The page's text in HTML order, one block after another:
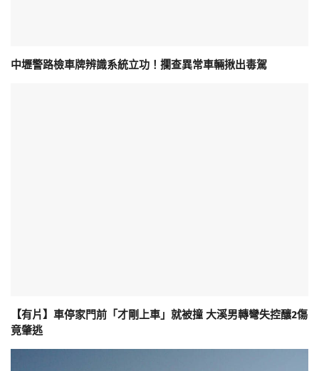
中壢警路檢車牌辨識系統立功！攔查異常車輛揪出毒駕
【有片】車停家門前「才剛上車」就被撞 大溪男轉彎失控釀2傷
竟肇逃